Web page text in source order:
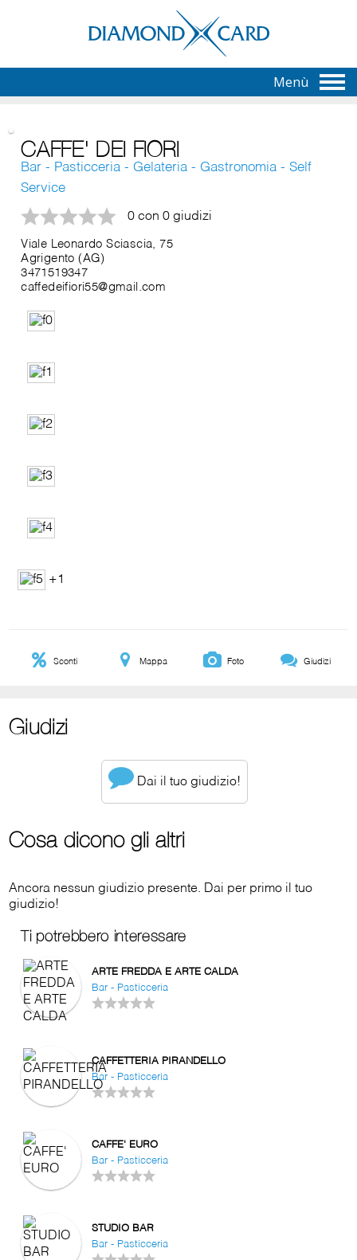
Menù
CAFFE' DEI FIORI
Bar - Pasticceria - Gelateria - Gastronomia - Self
Service
0 con 0 giudizi
Viale Leonardo Sciascia, 75
Agrigento (AG)
3471519347
caffedeifiori55@gmail.com
+1
Sconti Mappa Foto Giudizi
Giudizi
Dai il tuo giudizio!
Cosa dicono gli altri
Ancora nessun giudizio presente. Dai per primo il tuo
giudizio!
Ti potrebbero interessare
ARTE FREDDA E ARTE CALDA
Bar - Pasticceria
CAFFETTERIA PIRANDELLO
Bar - Pasticceria
CAFFE' EURO
Bar - Pasticceria
STUDIO BAR
Bar - Pasticceria